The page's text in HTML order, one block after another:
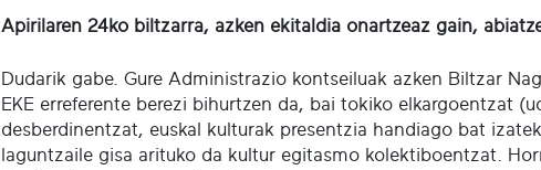
Apirilaren 24ko biltzarra, azken ekitaldia onartzeaz gain,
Dudarik gabe. Gure Administrazio kontseiluak azken Biltzar
EKE erreferente berezi bihurtzen da, bai tokiko elkargoentzat
desberdinentzat, euskal kulturak presentzia handiago bat
laguntzaile gisa arituko da kultur egitasmo kolektiboentzat.